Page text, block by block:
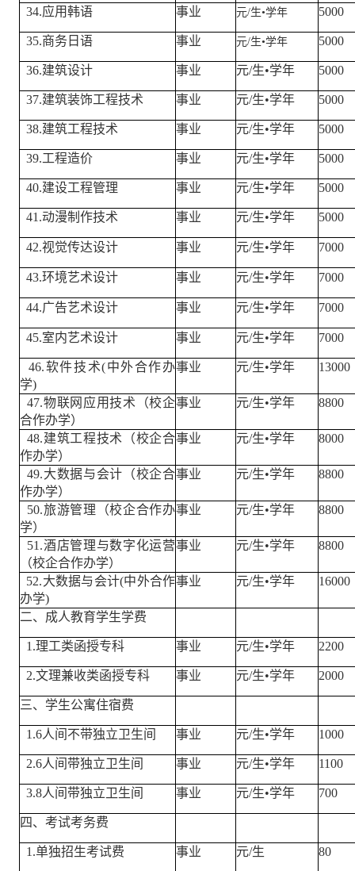
34.应用韩语 事业 元/生•学年 5000
35.商务日语 事业 元/生•学年 5000
36.建筑设计 事业 元/生•学年 5000
37.建筑装饰工程技术 事业 元/生•学年 5000
38.建筑工程技术 事业 元/生•学年 5000
39.工程造价 事业 元/生•学年 5000
40.建设工程管理 事业 元/生•学年 5000
41.动漫制作技术 事业 元/生•学年 5000
42.视觉传达设计 事业 元/生•学年 7000
43.环境艺术设计 事业 元/生•学年 7000
44.广告艺术设计 事业 元/生•学年 7000
45.室内艺术设计 事业 元/生•学年 7000
46.软件技术(中外合作办
学)
事业 元/生•学年 13000
47.物联网应用技术（校企
合作办学）
事业 元/生•学年 8800
48.建筑工程技术（校企合
作办学）
事业 元/生•学年 8000
49.大数据与会计（校企合
作办学）
事业 元/生•学年 8800
50.旅游管理（校企合作办
学）
事业 元/生•学年 8800
51.酒店管理与数字化运营
（校企合作办学）
事业 元/生•学年 8800
52.大数据与会计(中外合作
办学)
事业 元/生•学年 16000
二、成人教育学生学费
1.理工类函授专科 事业 元/生•学年 2200
2.文理兼收类函授专科 事业 元/生•学年 2000
三、学生公寓住宿费
1.6人间不带独立卫生间 事业 元/生•学年 1000
2.6人间带独立卫生间 事业 元/生•学年 1100
3.8人间带独立卫生间 事业 元/生•学年 700
四、考试考务费
1.单独招生考试费 事业 元/生 80